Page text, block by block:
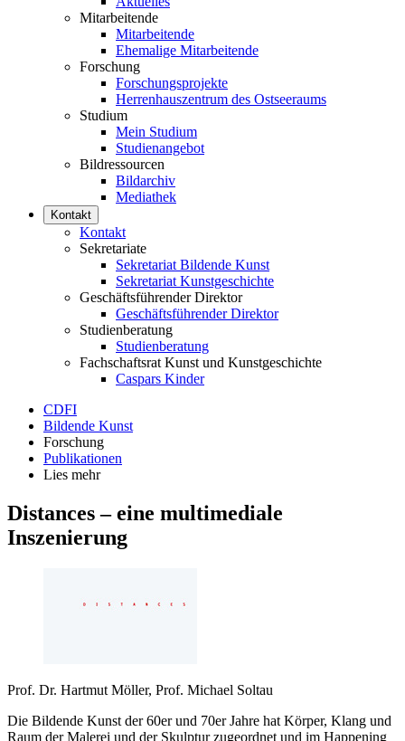
Mitarbeitende
Mitarbeitende
Ehemalige Mitarbeitende
Forschung
Forschungsprojekte
Herrenhauszentrum des Ostseeraums
Studium
Mein Studium
Studienangebot
Bildressourcen
Bildarchiv
Mediathek
Kontakt
Kontakt
Sekretariate
Sekretariat Bildende Kunst
Sekretariat Kunstgeschichte
Geschäftsführender Direktor
Geschäftsführender Direktor
Studienberatung
Studienberatung
Fachschaftsrat Kunst und Kunstgeschichte
Caspars Kinder
CDFI
Bildende Kunst
Forschung
Publikationen
Lies mehr
Distances – eine multimediale
Inszenierung
Prof. Dr. Hartmut Möller, Prof. Michael Soltau
Die Bildende Kunst der 60er und 70er Jahre hat Körper, Klang und
Raum der Malerei und der Skulptur zugeordnet und im Happening